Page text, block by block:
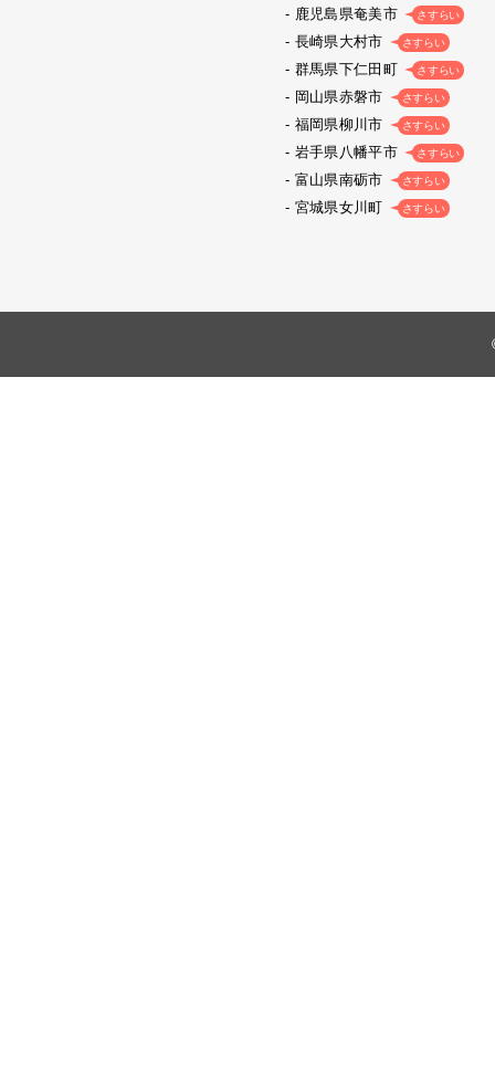
鹿児島県奄美市 さすらい
長崎県大村市 さすらい
群馬県下仁田町 さすらい
岡山県赤磐市 さすらい
福岡県柳川市 さすらい
岩手県八幡平市 さすらい
富山県南砺市 さすらい
宮城県女川町 さすらい